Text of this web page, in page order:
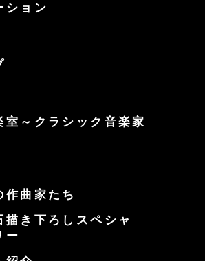
ション
室～クラシック音楽家
作曲家たち
描き下ろしスペシャ
ー